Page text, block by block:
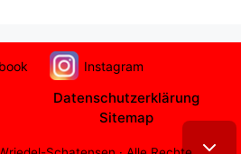
Instagram
Datenschutzerklärung
Sitemap